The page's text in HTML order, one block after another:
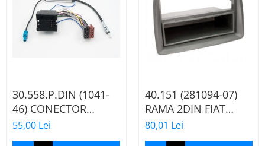
30.558.P.DIN (1041-
46) CONECTOR
ISO+FAKRA CITROEN,
2003>
55,00 Lei
40.151 (281094-07)
RAMA 2DIN FIAT
PANDA, 2003-2012
80,01 Lei